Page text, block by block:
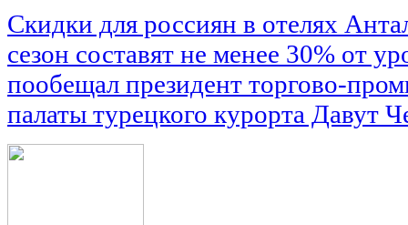
Скидки для россиян в отелях
сезон составят не менее 30% от
пообещал президент торгово-
палаты турецкого курорта Давут